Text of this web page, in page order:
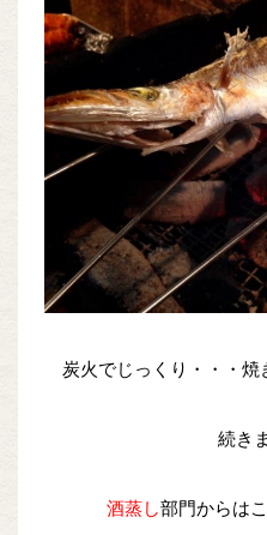
炭火でじっくり・・・焼
続き
酒蒸し部門からは